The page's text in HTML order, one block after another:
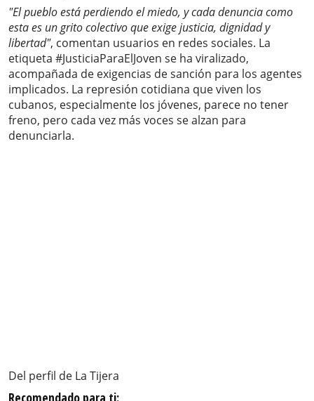
"El pueblo está perdiendo el miedo, y cada denuncia como
esta es un grito colectivo que exige justicia, dignidad y
libertad", comentan usuarios en redes sociales. La
etiqueta #JusticiaParaElJoven se ha viralizado,
acompañada de exigencias de sanción para los agentes
implicados. La represión cotidiana que viven los
cubanos, especialmente los jóvenes, parece no tener
freno, pero cada vez más voces se alzan para
denunciarla.
Del perfil de La Tijera
Recomendado para ti: